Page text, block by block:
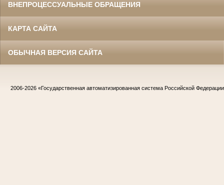
ВНЕПРОЦЕССУАЛЬНЫЕ ОБРАЩЕНИЯ
КАРТА САЙТА
ОБЫЧНАЯ ВЕРСИЯ САЙТА
2006-2026 «Государственная автоматизированная система Российской